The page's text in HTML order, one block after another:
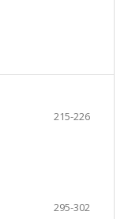
215-226
295-302